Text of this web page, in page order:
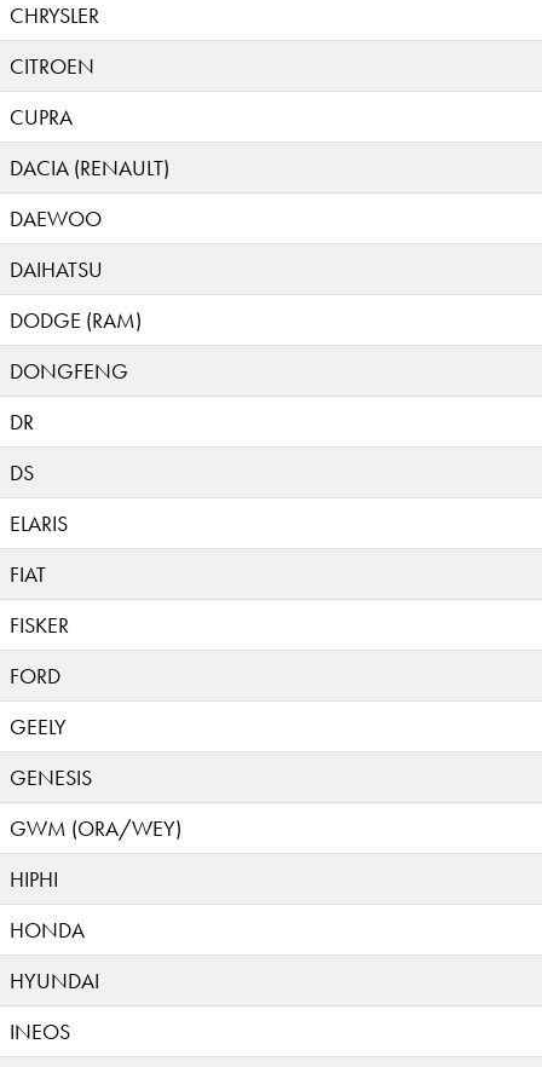
CHRYSLER
CITROEN
CUPRA
DACIA (RENAULT)
DAEWOO
DAIHATSU
DODGE (RAM)
DONGFENG
DR
DS
ELARIS
FIAT
FISKER
FORD
GEELY
GENESIS
GWM (ORA/WEY)
HIPHI
HONDA
HYUNDAI
INEOS